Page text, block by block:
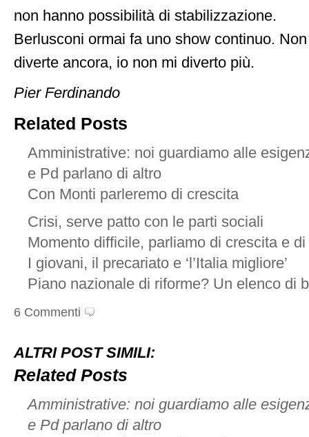
non hanno possibilità di stabilizzazione.
Berlusconi ormai fa uno show continuo.
diverte ancora, io non mi diverto più.
Pier Ferdinando
Related Posts
Amministrative: noi guardiamo alle
e Pd parlano di altro
Con Monti parleremo di crescita
Crisi, serve patto con le parti sociali
Momento difficile, parliamo di crescita e
I giovani, il precariato e ‘l’Italia migliore’
Piano nazionale di riforme? Un elenco di
6 Commenti
ALTRI POST SIMILI:
Related Posts
Amministrative: noi guardiamo alle
e Pd parlano di altro